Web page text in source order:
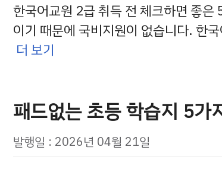
한국어교원 2급 취득 전 체크하면 좋
이기 때문에 국비지원이 없습니다. 한
더 보기
패드없는 초등 학습지 5가
발행일 : 2026년 04월 21일